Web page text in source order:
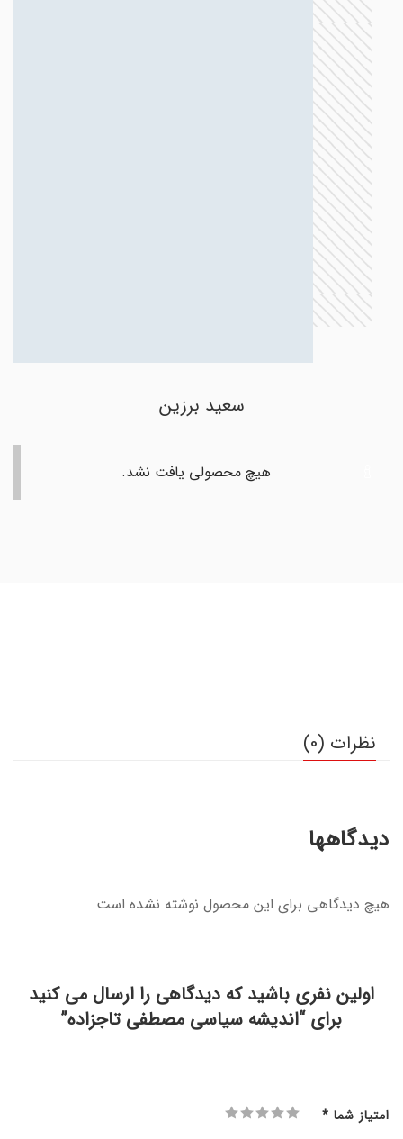
سعید برزین
هیچ محصولی یافت نشد.
نظرات (0)
دیدگاهها
هیچ دیدگاهی برای این محصول نوشته نشده است.
اولین نفری باشید که دیدگاهی را ارسال می کنید
برای “اندیشه سیاسی مصطفی تاجزاده”
امتیاز شما *